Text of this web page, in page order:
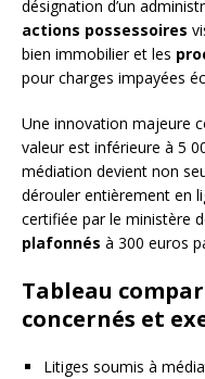
désignation d’un
actions possessoires
bien immobilier et les
pour charges impayées
Une innovation majeure
valeur est inférieure à 5
médiation devient non
dérouler entièrement en
certifiée par le ministère
plafonnés à 300 euros
Tableau
concernés et
Litiges soumis à